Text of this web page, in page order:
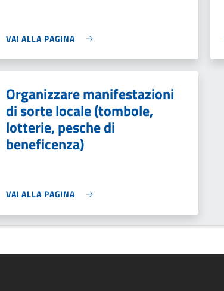
VAI ALLA PAGINA
Organizzare manifestazioni
di sorte locale (tombole,
lotterie, pesche di
beneficenza)
VAI ALLA PAGINA